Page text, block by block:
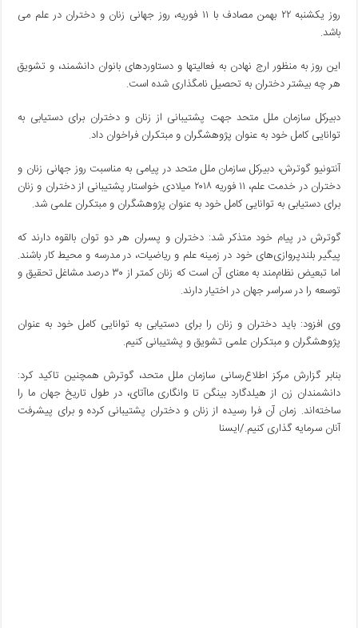
روز یکشنبه ۲۲ بهمن مصادف با ۱۱ فوریه، روز جهانی زنان و دختران در علم می
باشد.
این روز به منظور ارج نهادن به فعالیتها و دستاوردهای بانوان دانشمند، و تشویق
هر چه بیشتر دختران به تحصیل نامگذاری شده است.
دبیرکل سازمان ملل متحد جهت پشتیبانی از زنان و دختران برای دستیابی به
توانایی کامل خود به عنوان پژوهشگران و مبتکران فراخوان داد.
آنتونیو گوترش، دبیرکل سازمان ملل متحد در پیامی به مناسبت روز جهانی زنان و
دختران در خدمت علم، ۱۱ فوریه ۲۰۱۸ میلادی خواستار پشتیبانی از دختران و زنان
برای دستیابی به توانایی کامل خود به عنوان پژوهشگران و مبتکران علمی شد.
گوترش در پیام خود متذکر شد: دختران و پسران هر دو توان بالقوه دارند که
پیگیر بلندپروازی‌های خود در زمینه علم و ریاضیات، در مدرسه و محیط کار باشند.
اما تبعیض نظام‌مند به معنای آن است که زنان کمتر از ۳۰ درصد مشاغل تحقیق و
توسعه را در سراسر جهان در اختیار دارند.
وی افزود: باید دختران و زنان را برای دستیابی به توانایی کامل خود به عنوان
پژوهشگران و مبتکران علمی تشویق و پشتیبانی کنیم.
بنابر گزارش مرکز اطلاع‌رسانی سازمان ملل متحد، گوترش همچنین تاکید کرد:
دانشمندان زن از هیلدگارد بینگن تا وانگاری ماآتای، در طول تاریخ جهان ما را
ساخته‌اند. زمان آن فرا رسیده از زنان و دختران پشتیبانی کرده و برای پیشرفت
آنان سرمایه گذاری کنیم./ایسنا